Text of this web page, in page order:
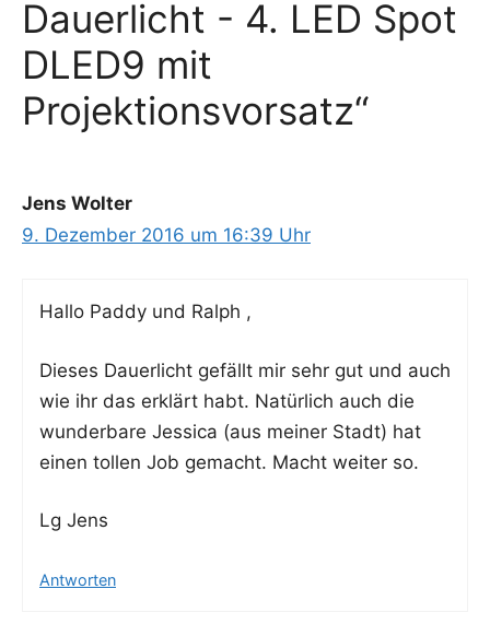
Dauerlicht - 4. LED Spot
DLED9 mit
Projektionsvorsatz“
Jens Wolter
9. Dezember 2016 um 16:39 Uhr
Hal­lo Pad­dy und Ralph ,
Die­ses Dau­er­licht gefällt mir sehr gut und auch
wie ihr das erklärt habt. Natür­lich auch die
wun­der­ba­re Jes­si­ca (aus mei­ner Stadt) hat
einen tol­len Job gemacht. Macht wei­ter so.
Lg Jens
Antworten